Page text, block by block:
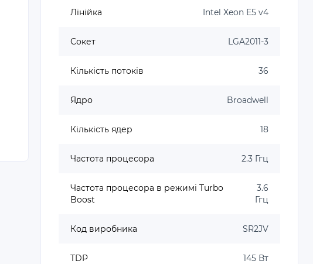
Лінійка Intel Xeon E5 v4
Сокет LGA2011-3
Кількість потоків 36
Ядро Broadwell
Кількість ядер 18
Частота процесора 2.3 Ггц
Частота процесора в режимі Turbo
Boost
3.6
Ггц
Код виробника SR2JV
TDP 145 Вт